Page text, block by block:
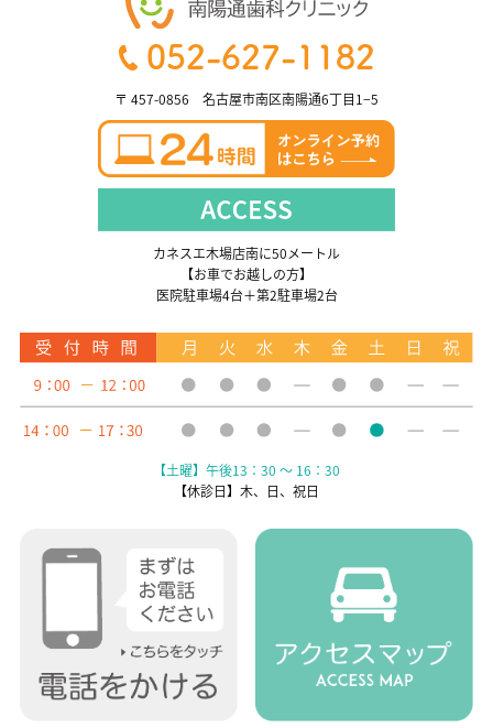
052-627-1182
〒 457-0856 名古屋市南区南陽通6丁目1−5
カネスエ木場店南に50メートル
【お車でお越しの方】
医院駐車場4台＋第2駐車場2台
【土曜】午後13：30 ～ 16：30
【休診日】木、日、祝日